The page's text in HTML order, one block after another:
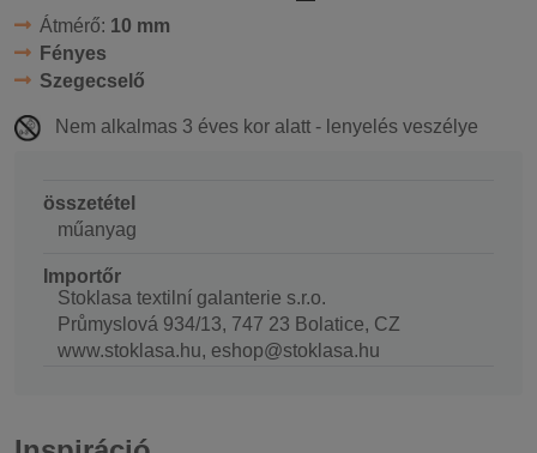
Átmérő: 10 mm
Fényes
Szegecselő
Nem alkalmas 3 éves kor alatt - lenyelés veszélye
összetétel
műanyag
Importőr
Stoklasa textilní galanterie s.r.o.
Průmyslová 934/13, 747 23 Bolatice, CZ
www.stoklasa.hu, eshop@stoklasa.hu